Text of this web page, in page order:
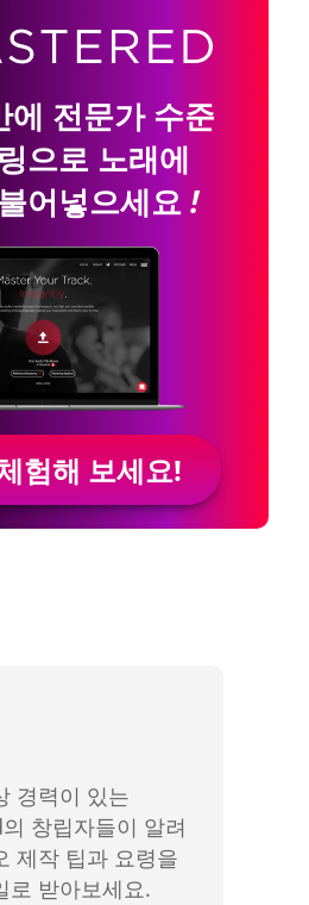
전문가 수준
으로 노래에
어넣으세요!
험해 보세요!
경력이 있는
창립자들이 알려
제작 팁과 요령을
로 받아보세요.